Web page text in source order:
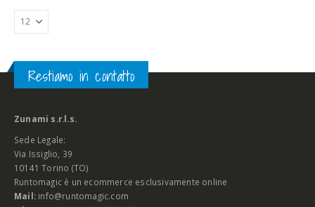
Restiamo in contatto
Zunami s.r.l.s.
Sede Legale:
Via Issiglio, 39
10141 Torino (TO)
Runtomagic è un ecommerce esclusivamente online
Mail: info@runtomagic.com